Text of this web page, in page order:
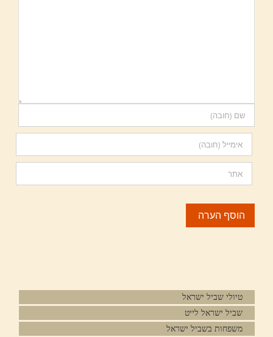
טיולי שביל ישראל
שביל ישראל לייט
משפחות בשביל ישראל